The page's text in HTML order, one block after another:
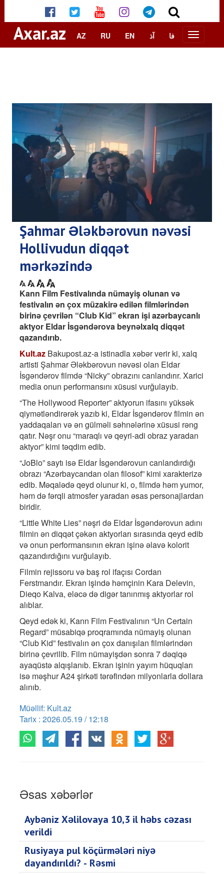
Axar.az AZ RU EN آذ فا
Şahmar Ələkbərovun nəvəsi
Hollivudun diqqət
mərkəzində
Kann Film Festivalında nümayiş olunan və
festivalın ən çox müzakirə edilən filmlərindən
birinə çevrilən “Club Kid” ekran işi azərbaycanlı
aktyor Eldar İsgəndərova beynəlxalq diqqət
qazandırıb.
Kult.az Bakupost.az-a istinadla xəbər verir ki, xalq
artisti Şahmar Ələkbərovun nəvəsi olan Eldar
İsgəndərov filmdə “Nicky” obrazını canlandırır. Xarici
media onun performansını xüsusi vurğulayıb.
“The Hollywood Repоrter” aktyorun ifasını yüksək
qiymətləndirərək yazıb ki, Eldar İsgəndərov filmin ən
yaddaqalan və ən gülməli səhnələrinə xüsusi rəng
qatır. Nəşr onu “maraqlı və qeyri-adi obraz yaradan
aktyor” kimi təqdim edib.
“JoBlo” saytı isə Eldar İsgəndərovun canlandırdığı
obrazı “Azərbaycandan olan filosof” kimi xarakterizə
edib. Məqalədə qeyd olunur ki, o, filmdə həm yumor,
həm də fərqli atmosfer yaradan əsas personajlardan
biridir.
“Little White Lies” nəşri də Eldar İsgəndərovun adını
filmin ən diqqət çəkən aktyorları sırasında qeyd edib
və onun performansının ekran işinə əlavə kolorit
qazandırdığını vurğulayıb.
Filmin rejissoru və baş rol ifaçısı Cordan
Ferstmandır. Ekran işində həmçinin Kara Delevin,
Dieqo Kalva, eləcə də digər tanınmış aktyorlar rol
alıblar.
Qeyd edək ki, Kann Film Festivalının “Un Certain
Regard” müsabiqə proqramında nümayiş olunan
“Club Kid” festivalın ən çox danışılan filmlərindən
birinə çevrilib. Film nümayişdən sonra 7 dəqiqə
ayaqüstə alqışlanıb. Ekran işinin yayım hüquqları
isə məşhur A24 şirkəti tərəfindən milyonlarla dollara
alınıb.
Müəllif: Kult.az
Tarix : 2026.05.19 / 12:18
Əsas xəbərlər
Aybəniz Xəlilovaya 10,3 il həbs cəzası
verildi
Rusiyaya pul köçürmələri niyə
dayandırıldı? - Rəsmi